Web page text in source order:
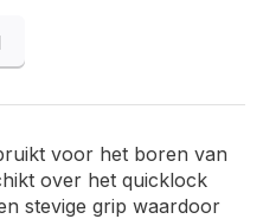
voor het boren van
over het quicklock
stevige grip waardoor